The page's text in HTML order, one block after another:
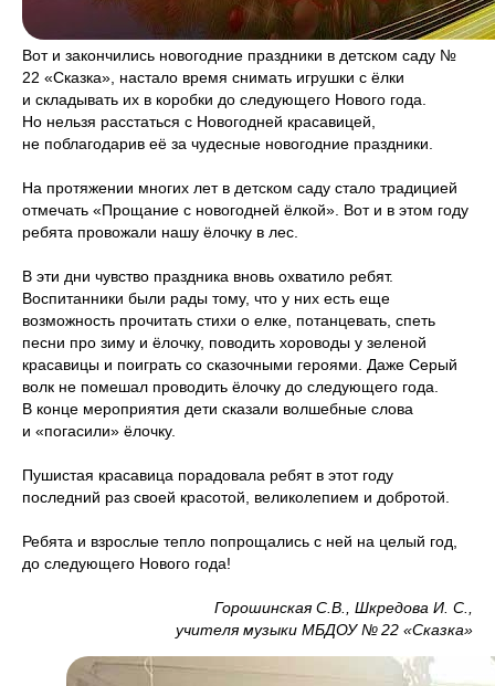
Вот и закончились новогодние праздники в детском саду №
22 «Сказка», настало время снимать игрушки с ёлки
и складывать их в коробки до следующего Нового года.
Но нельзя расстаться с Новогодней красавицей,
не поблагодарив её за чудесные новогодние праздники.
На протяжении многих лет в детском саду стало традицией
отмечать «Прощание с новогодней ёлкой». Вот и в этом году
ребята провожали нашу ёлочку в лес.
В эти дни чувство праздника вновь охватило ребят.
Воспитанники были рады тому, что у них есть еще
возможность прочитать стихи о елке, потанцевать, спеть
песни про зиму и ёлочку, поводить хороводы у зеленой
красавицы и поиграть со сказочными героями. Даже Серый
волк не помешал проводить ёлочку до следующего года.
В конце мероприятия дети сказали волшебные слова
и «погасили» ёлочку.
Пушистая красавица порадовала ребят в этот году
последний раз своей красотой, великолепием и добротой.
Ребята и взрослые тепло попрощались с ней на целый год,
до следующего Нового года!
Горошинская С.В., Шкредова И. С.,
учителя музыки МБДОУ № 22 «Сказка»